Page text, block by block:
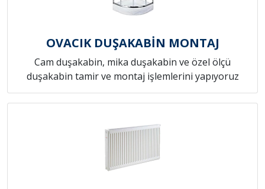
OVACIK DUŞAKABİN MONTAJ
Cam duşakabin, mika duşakabin ve özel ölçü
duşakabin tamir ve montaj işlemlerini yapıyoruz